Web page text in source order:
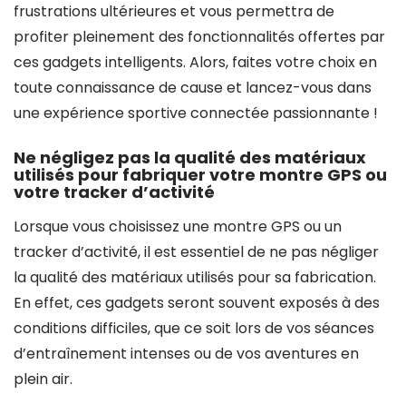
frustrations ultérieures et vous permettra de
profiter pleinement des fonctionnalités offertes par
ces gadgets intelligents. Alors, faites votre choix en
toute connaissance de cause et lancez-vous dans
une expérience sportive connectée passionnante !
Ne négligez pas la qualité des matériaux
utilisés pour fabriquer votre montre GPS ou
votre tracker d’activité
Lorsque vous choisissez une montre GPS ou un
tracker d’activité, il est essentiel de ne pas négliger
la qualité des matériaux utilisés pour sa fabrication.
En effet, ces gadgets seront souvent exposés à des
conditions difficiles, que ce soit lors de vos séances
d’entraînement intenses ou de vos aventures en
plein air.